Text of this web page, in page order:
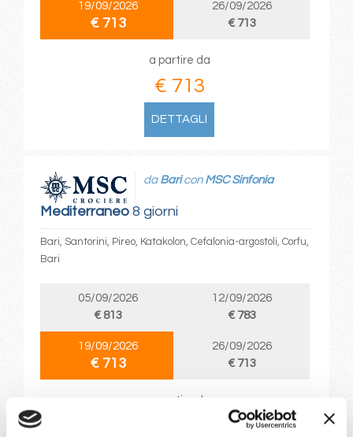
19/09/2026
€ 713
26/09/2026
€ 713
a partire da
€ 713
DETTAGLI
Mediterraneo8 giorni
da Baricon MSC Sinfonia
Bari, Santorini, Pireo, Katakolon, Cefalonia-argostoli, Corfu,
Bari
05/09/2026
€ 813
12/09/2026
€ 783
19/09/2026
€ 713
26/09/2026
€ 713
a partire da